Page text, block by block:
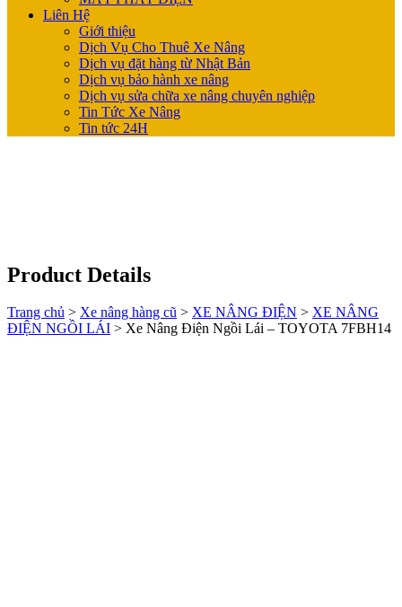
Liên Hệ
Giới thiệu
Dịch Vụ Cho Thuê Xe Nâng
Dịch vụ đặt hàng từ Nhật Bản
Dịch vụ bảo hành xe nâng
Dịch vụ sửa chữa xe nâng chuyên nghiệp
Tin Tức Xe Nâng
Tin tức 24H
Product Details
Trang chủ > Xe nâng hàng cũ > XE NÂNG ĐIỆN > XE NÂNG
ĐIỆN NGỒI LÁI > Xe Nâng Điện Ngồi Lái – TOYOTA 7FBH14